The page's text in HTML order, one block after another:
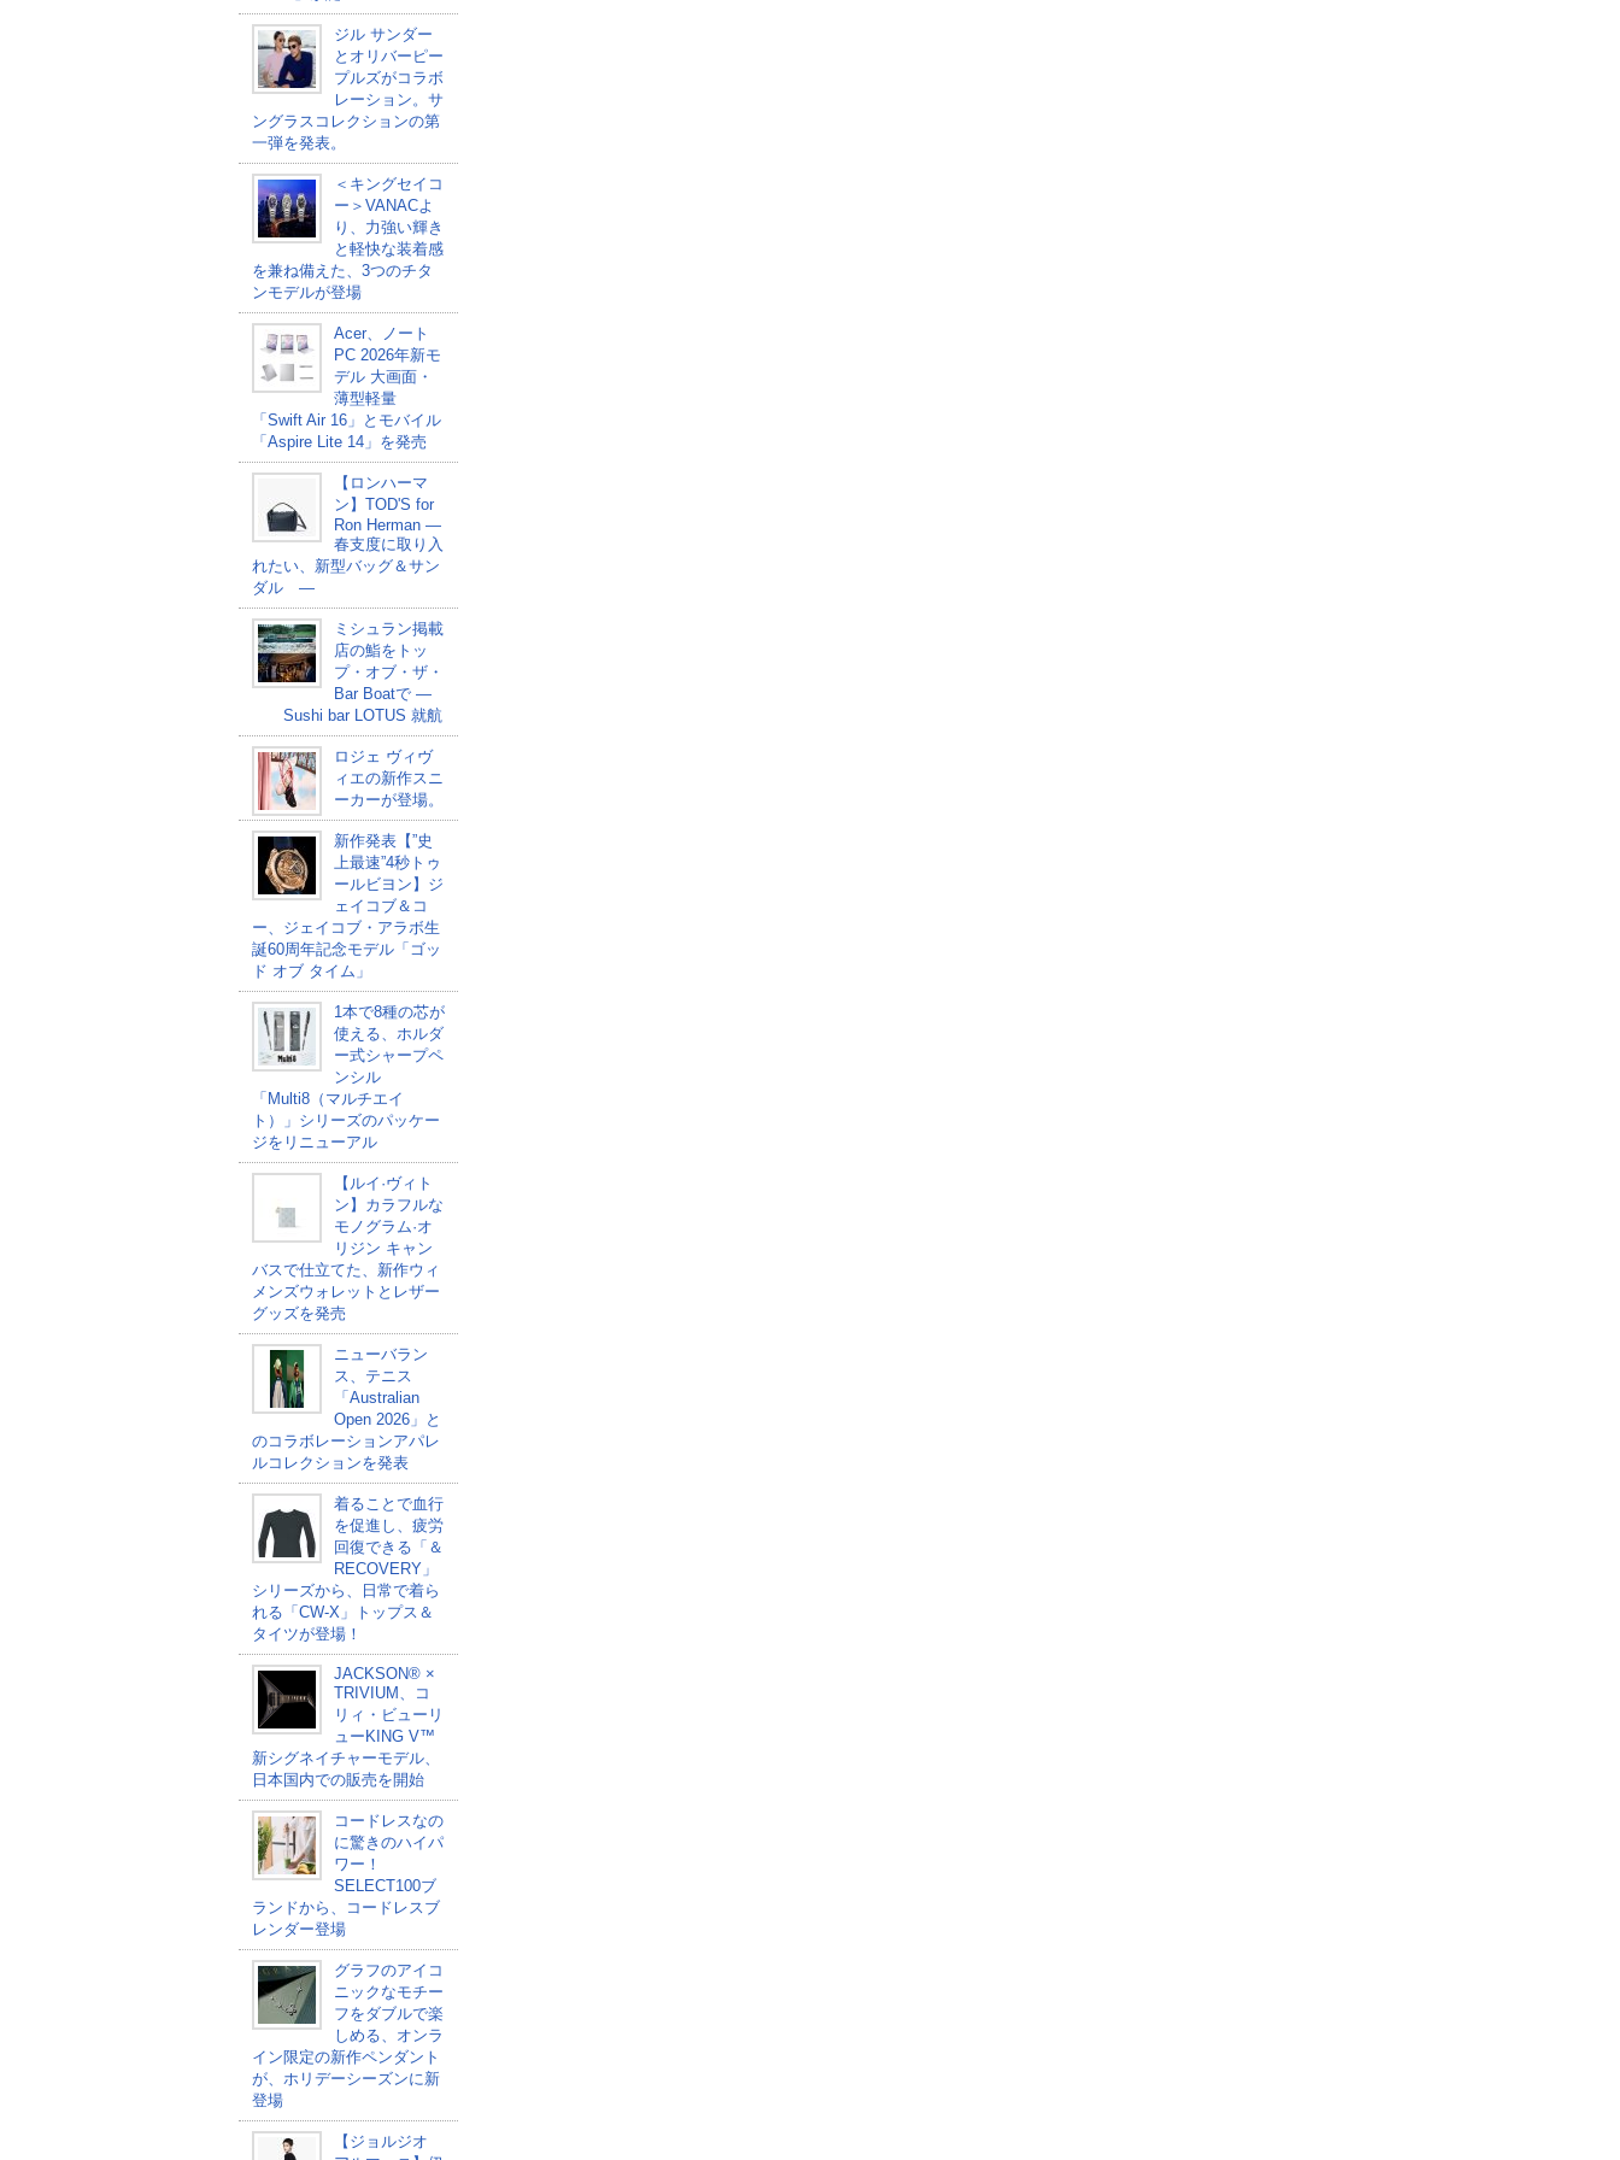
ジル サンダー
とオリバーピー
プルズがコラボ
レーション。サ
ングラスコレクションの第
一弾を発表。
＜キングセイコ
ー＞VANACよ
り、力強い輝き
と軽快な装着感
を兼ね備えた、3つのチタ
ンモデルが登場
Acer、ノート
PC 2026年新モ
デル 大画面・
薄型軽量
「Swift Air 16」とモバイル
「Aspire Lite 14」を発売
【ロンハーマ
ン】TOD'S for
Ron Herman ―
春支度に取り入
れたい、新型バッグ＆サン
ダル ―
ミシュラン掲載
店の鮨をトッ
プ・オブ・ザ・
Bar Boatで ―
Sushi bar LOTUS 就航
ロジェ ヴィヴ
ィエの新作スニ
ーカーが登場。
新作発表【”史
上最速”4秒トゥ
ールビヨン】ジ
ェイコブ＆コ
ー、ジェイコブ・アラボ生
誕60周年記念モデル「ゴッ
ド オブ タイム」
1本で8種の芯が
使える、ホルダ
ー式シャープペ
ンシル
「Multi8（マルチエイ
ト）」シリーズのパッケー
ジをリニューアル
【ルイ·ヴィト
ン】カラフルな
モノグラム·オ
リジン キャン
バスで仕立てた、新作ウィ
メンズウォレットとレザー
グッズを発売
ニューバラン
ス、テニス
「Australian
Open 2026」と
のコラボレーションアパレ
ルコレクションを発表
着ることで血行
を促進し、疲労
回復できる「＆
RECOVERY」
シリーズから、日常で着ら
れる「CW-X」トップス＆
タイツが登場！
JACKSON®︎ ×
TRIVIUM、コ
リィ・ビューリ
ューKING V™
新シグネイチャーモデル、
日本国内での販売を開始
コードレスなの
に驚きのハイパ
ワー！
SELECT100ブ
ランドから、コードレスブ
レンダー登場
グラフのアイコ
ニックなモチー
フをダブルで楽
しめる、オンラ
イン限定の新作ペンダント
が、ホリデーシーズンに新
登場
【ジョルジオ